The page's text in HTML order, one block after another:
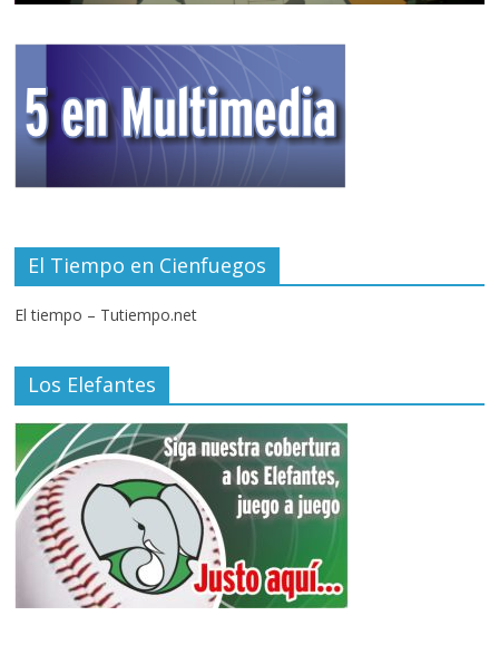
El Tiempo en Cienfuegos
El tiempo – Tutiempo.net
Los Elefantes